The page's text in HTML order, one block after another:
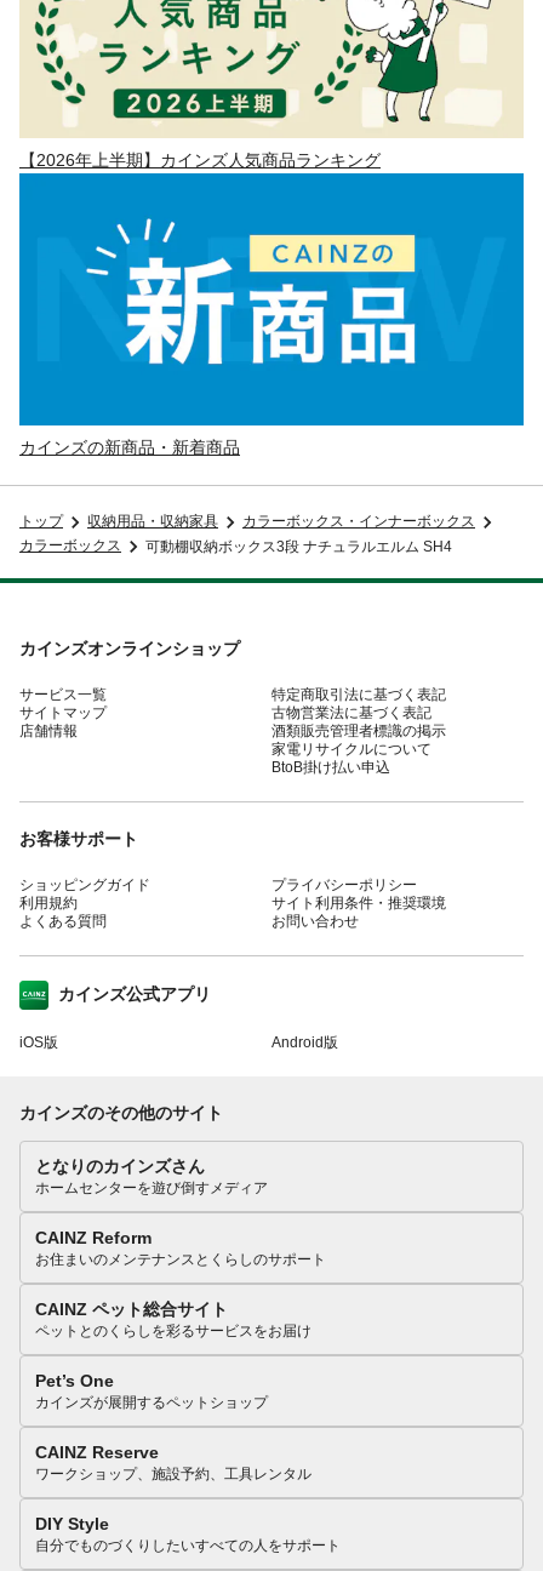
【2026年上半期】カインズ人気商品ランキング
カインズの新商品・新着商品
トップ 収納用品・収納家具
カラーボックス・インナーボックス
カラーボックス
可動棚収納ボックス3段 ナチュラルエルム SH4
カインズオンラインショップ
サービス一覧
サイトマップ
店舗情報
特定商取引法に基づく表記
古物営業法に基づく表記
酒類販売管理者標識の掲示
家電リサイクルについて
BtoB掛け払い申込
お客様サポート
ショッピングガイド
利用規約
よくある質問
プライバシーポリシー
サイト利用条件・推奨環境
お問い合わせ
カインズ公式アプリ
iOS版 Android版
カインズのその他のサイト
となりのカインズさん
ホームセンターを遊び倒すメディア
CAINZ Reform
お住まいのメンテナンスとくらしのサポート
CAINZ ペット総合サイト
ペットとのくらしを彩るサービスをお届け
Pet’s One
カインズが展開するペットショップ
CAINZ Reserve
ワークショップ、施設予約、工具レンタル
DIY Style
自分でものづくりしたいすべての人をサポート